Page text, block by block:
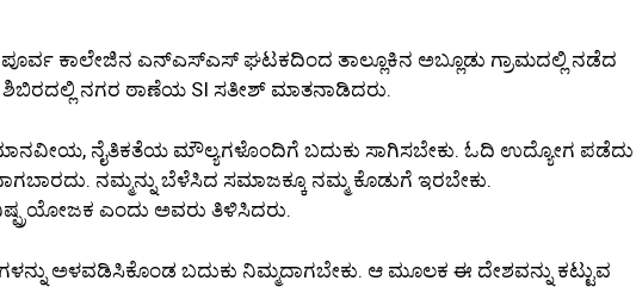
ಕಾಲೇಜಿನ ಎನ್‌ಎಸ್‌ಎಸ್ ಘಟಕದಿಂದ ತಾಲ್ಲೂಕಿನ ಅಬ್ಲೂಡು ಗ್ರಾಮದಲ್ಲಿ ನಡೆದ
ಶಿಬಿರದಲ್ಲಿ ನಗರ ಠಾಣೆಯ SI ಸತೀಶ್ ಮಾತನಾಡಿದರು.
ನೈತಿಕತೆಯ ಮೌಲ್ಯಗಳೊಂದಿಗೆ ಬದುಕು ಸಾಗಿಸಬೇಕು. ಓದಿ ಉದ್ಯೋಗ ಪಡೆದು
ನಮ್ಮನ್ನು ಬೆಳೆಸಿದ ಸಮಾಜಕ್ಕೂ ನಮ್ಮ ಕೊಡುಗೆ ಇರಬೇಕು.
ಎಂದು ಅವರು ತಿಳಿಸಿದರು.
ಅಳವಡಿಸಿಕೊಂಡ ಬದುಕು ನಿಮ್ಮದಾಗಬೇಕು. ಆ ಮೂಲಕ ಈ ದೇಶವನ್ನು ಕಟ್ಟುವ